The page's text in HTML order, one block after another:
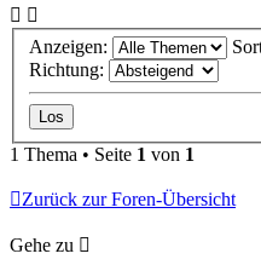
Anzeigen:
Richtung:
1 Thema • Seite 1 von 1
Zurück zur Foren-Übersicht
Gehe zu